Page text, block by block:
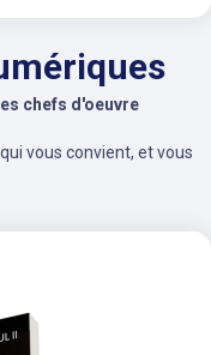
chefs d'oeuvre
vous convient, et vous